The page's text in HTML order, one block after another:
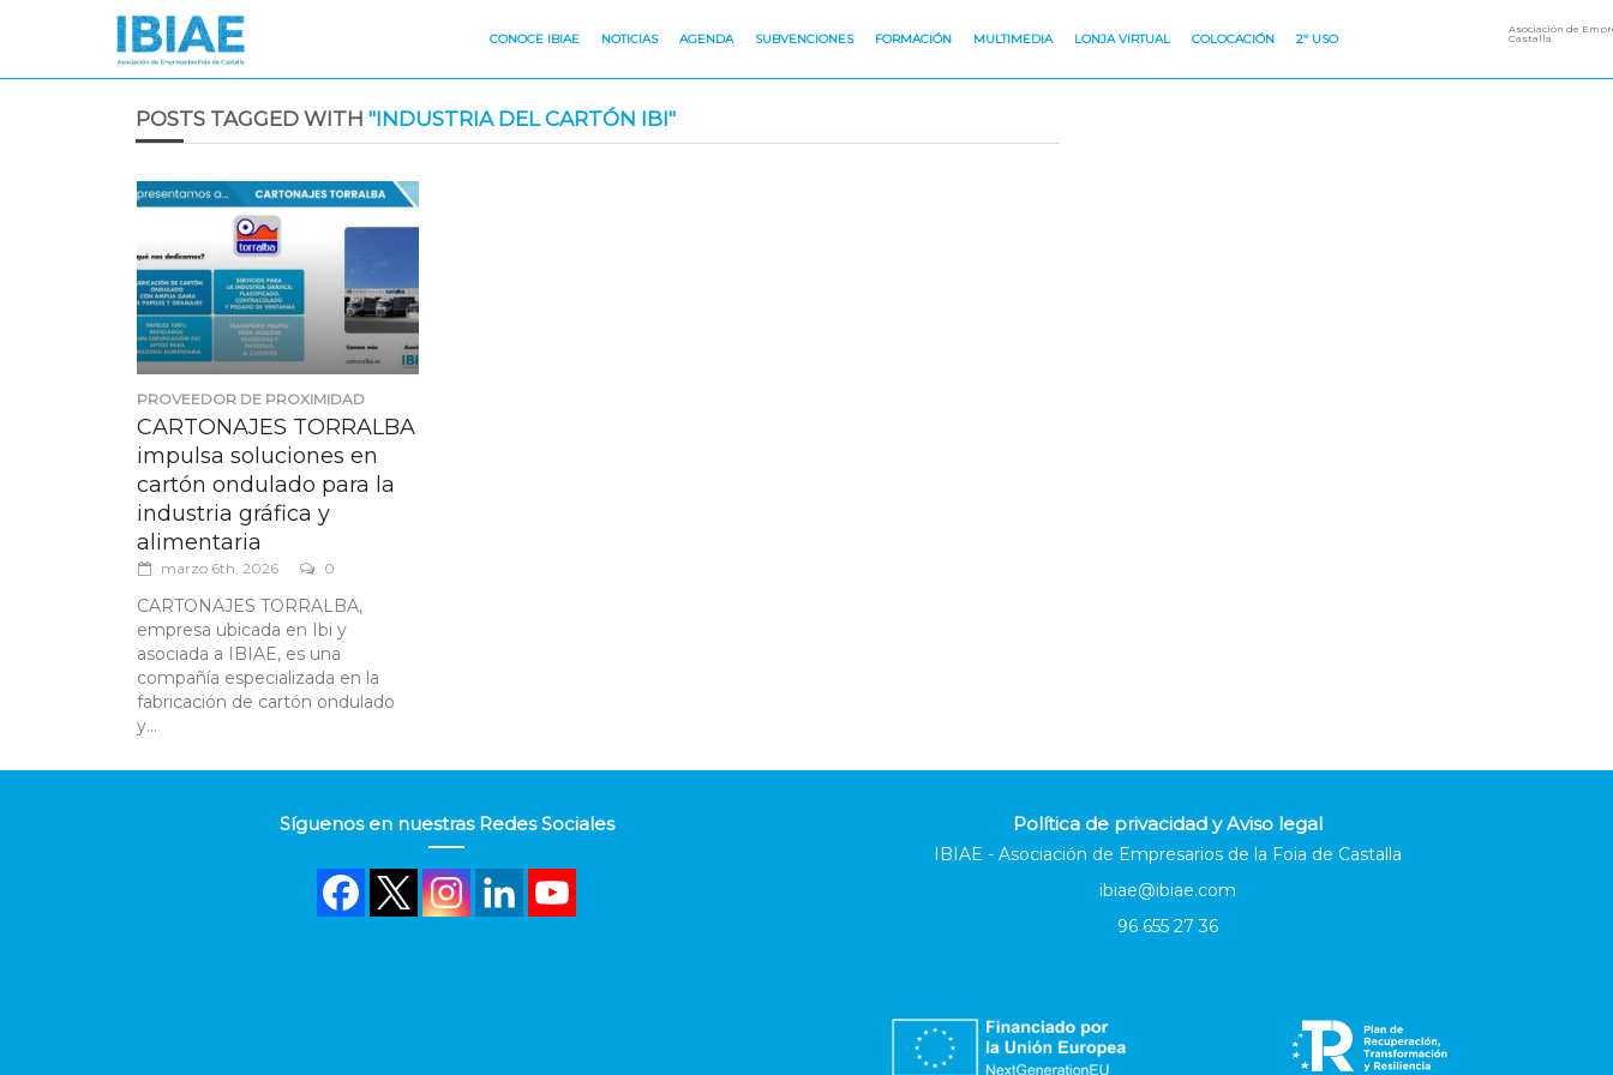
CONOCE IBIAE NOTICIAS AGENDA SUBVENCIONES FORMACIÓN MULTIMEDIA LONJA VIRTUAL COLOCACIÓN 2º USO
Asociación de
Castalla
POSTS TAGGED WITH "INDUSTRIA DEL CARTÓN IBI"
PROVEEDOR DE PROXIMIDAD
CARTONAJES TORRALBA
impulsa soluciones en
cartón ondulado para la
industria gráfica y
alimentaria
marzo 6th, 2026 0
CARTONAJES TORRALBA,
empresa ubicada en Ibi y
asociada a IBIAE, es una
compañía especializada en la
fabricación de cartón ondulado
y...
Síguenos en nuestras Redes Sociales Política de privacidad y Aviso legal
IBIAE - Asociación de Empresarios de la Foia de Castalla
ibiae@ibiae.com
96 655 27 36